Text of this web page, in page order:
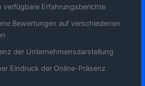
verfügbare Erfahrungsberichte
Bewertungen auf verschiedenen
der Unternehmensdarstellung
Eindruck der Online-Präsenz